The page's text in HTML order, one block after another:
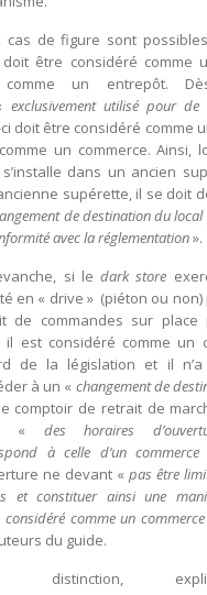
cas de figure sont
doit être considéré comme
un entrepôt.
exclusivement utilisé pour
doit être considéré comme
un commerce. Ainsi,
s’installe dans un ancien
supérette, il se doit
de destination du
avec la réglementation».
si le dark store
en « drive » (piéton ou
de commandes sur place
il est considéré comme un
de la législation et il
à un « changement de
comptoir de retrait de
« des horaires
à celle d’un commerce
ne devant « pas être
et constituer ainsi une
considéré comme un commerce
du guide.
distinction,